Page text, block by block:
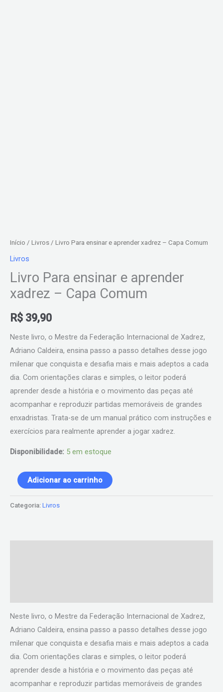
Início / Livros / Livro Para ensinar e aprender xadrez – Capa Comum
Livros
Livro Para ensinar e aprender
xadrez – Capa Comum
R$ 39,90
Neste livro, o Mestre da Federação Internacional de Xadrez,
Adriano Caldeira, ensina passo a passo detalhes desse jogo
milenar que conquista e desafia mais e mais adeptos a cada
dia. Com orientações claras e simples, o leitor poderá
aprender desde a história e o movimento das peças até
acompanhar e reproduzir partidas memoráveis de grandes
enxadristas. Trata-se de um manual prático com instruções e
exercícios para realmente aprender a jogar xadrez.
Disponibilidade: 5 em estoque
Adicionar ao carrinho
Categoria: Livros
Neste livro, o Mestre da Federação Internacional de Xadrez,
Adriano Caldeira, ensina passo a passo detalhes desse jogo
milenar que conquista e desafia mais e mais adeptos a cada
dia. Com orientações claras e simples, o leitor poderá
aprender desde a história e o movimento das peças até
acompanhar e reproduzir partidas memoráveis de grandes